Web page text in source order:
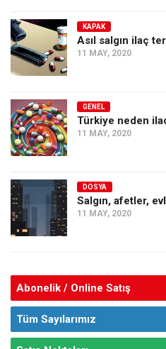
KAPAK
Asıl salgın ilaç
11 MAY, 2020
GENEL
Türkiye neden
11 MAY, 2020
DOSYA
Salgın, afetler,
11 MAY, 2020
Abonelik / Online Satış
Tüm Sayılarımız